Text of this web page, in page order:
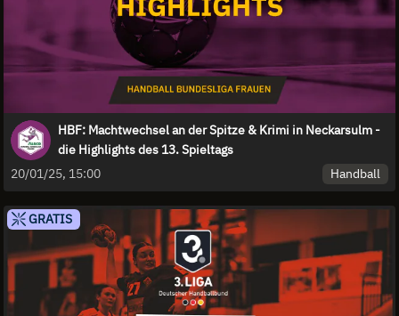
HBF: Machtwechsel an der Spitze & Krimi in Neckarsulm -
die Highlights des 13. Spieltags
20/01/25, 15:00
Handball
GRATIS